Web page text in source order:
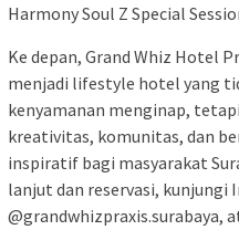
Harmony Soul Z Special
Ke depan, Grand Whiz Hotel
menjadi lifestyle hotel yang
kenyamanan menginap,
kreativitas, komunitas, dan
inspiratif bagi masyarakat
lanjut dan reservasi, kunjungi
@grandwhizpraxis.surabaya,